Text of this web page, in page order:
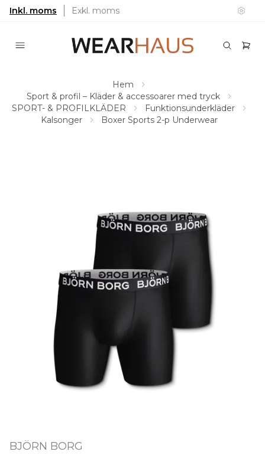
Inkl. moms Exkl. moms
Hem
Sport & profil – Kläder & accessoarer med tryck
SPORT- & PROFILKLÄDER
Funktionsunderkläder
Kalsonger
Boxer Sports 2-p Underwear
BJÖRN BORG